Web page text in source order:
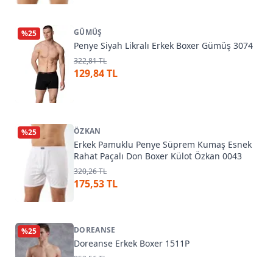
%25 GÜMÜŞ
Penye Siyah Likralı Erkek Boxer Gümüş 3074
322,81 TL
129,84 TL
%25 ÖZKAN
Erkek Pamuklu Penye Süprem Kumaş Esnek
Rahat Paçalı Don Boxer Külot Özkan 0043
320,26 TL
175,53 TL
%25 DOREANSE
Doreanse Erkek Boxer 1511P